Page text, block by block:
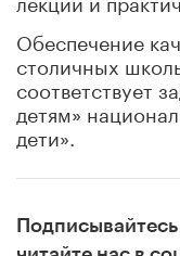
Обеспечение
столичных
соответствует
детям»
дети».